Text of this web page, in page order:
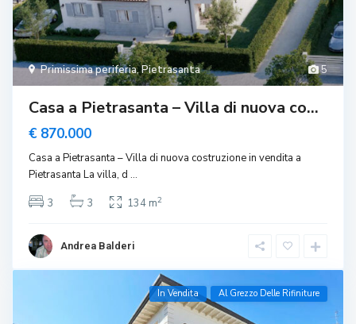
5
Primissima periferia,Pietrasanta
Casa a Pietrasanta – Villa di nuova co...
€ 870.000
Casa a Pietrasanta – Villa di nuova costruzione in vendita a
Pietrasanta La villa, d...
3
3 134 m2
Andrea Balderi
In Vendita Al Grezzo Delle Rifiniture